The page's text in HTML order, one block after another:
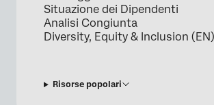
Situazione dei Dipendenti
Analisi Congiunta
Diversity, Equity & Inclusion (EN)
Risorse popolari